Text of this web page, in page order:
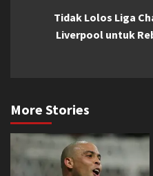
Tidak Lolos Liga
Liverpool untuk
More Stories